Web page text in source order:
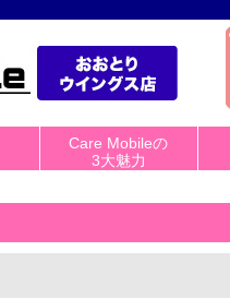
Care Mobileの
3大魅力